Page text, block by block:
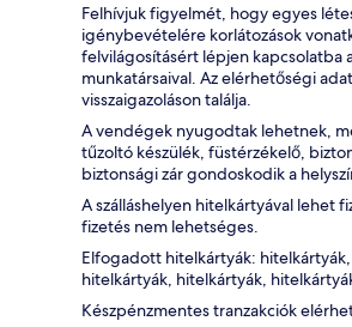
Felhívjuk figyelmét, hogy egyes
igénybevételére korlátozások
felvilágosításért lépjen kapcsolatba
munkatársaival. Az elérhetőségi
visszaigazoláson találja.
A vendégek nyugodtak lehetnek,
tűzoltó készülék, füstérzékelő,
biztonsági zár gondoskodik a
A szálláshelyen hitelkártyával lehet
fizetés nem lehetséges.
Elfogadott hitelkártyák:
hitelkártyák, hitelkártyák,
Készpénzmentes tranzakciók